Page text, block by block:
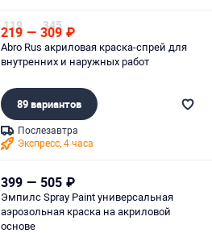
119
219 — 345
309 ₽
Abro Rus акриловая краска-спрей для
внутренних и наружных работ
89 вариантов
Послезавтра
Экспресс, 4 часа
399 — 505 ₽
Эмпилс Spray Paint универсальная
аэрозольная краска на акриловой
основе